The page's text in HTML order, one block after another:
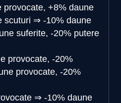
provocate, +8% daune
scuturi ⇒ -10% daune
suferite, -20% putere
provocate, -20%
provocate, -20%
⇒ -10% daune